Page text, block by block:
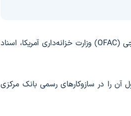
در جریان گفت‌وگوهای سوئیس، بر اساس بند ۱۰ یادداشت تفاهم، دفتر کنترل دارایی‌های خارجی (OFAC) وزارت خزانه‌داری آمریکا، اسناد
را در سازوکارهای رسمی بانک مرکزی